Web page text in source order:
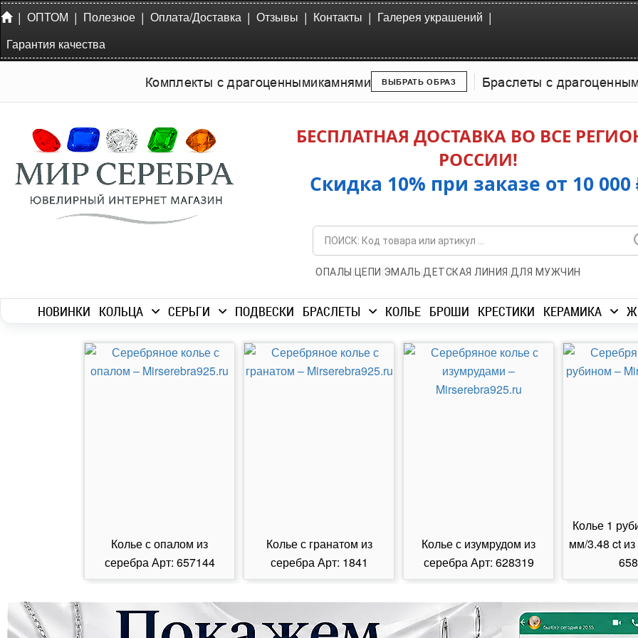
| ОПТОМ | Полезное | Оплата/Доставка | Отзывы | Контакты | Галерея украшений |
Гарантия качества
Комплекты с драгоценнымикамнями ВЫБРАТЬ ОБРАЗ Браслеты с
БЕСПЛАТНАЯ ДОСТАВКА ВО ВСЕ
РОССИИ!
Скидка 10% при заказе от 10 000
ОПАЛЫ | ЦЕПИ |ЭМАЛЬ|ДЕТСКАЯ ЛИНИЯ |ДЛЯ МУЖЧИН
НОВИНКИ КОЛЬЦА СЕРЬГИ ПОДВЕСКИ БРАСЛЕТЫ КОЛЬЕ БРОШИ КРЕСТИКИ КЕРАМИКА
Колье с опалом из
серебра Арт: 657144
Колье с гранатом из
серебра Арт: 1841
Колье с изумрудом из
серебра Арт: 628319
Колье 1
мм/3.48 ct